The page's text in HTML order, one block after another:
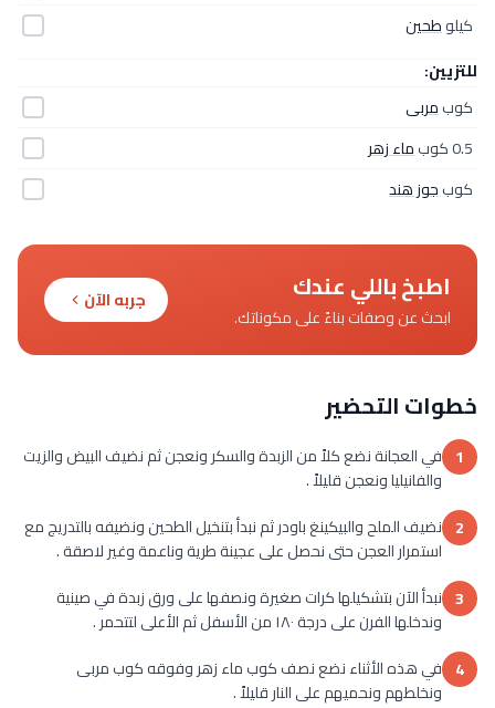
كيلوطحين
للتزيين:
كوبمربى
0.5 كوب
ماء زهر
كوبجوز هند
اطبخ باللي عندك
ابحث عن وصفات بناءً على مكوناتك.
جربه الآن
خطوات التحضير
1 في العجانة نضع كلاً من الزبدة والسكر ونعجن ثم نضيف البيض والزيت
والفانيليا ونعجن قليلاً .
2 نضيف الملح والبيكينغ باودر ثم نبدأ بتنخيل الطحين ونضيفه بالتدريج مع
استمرار العجن حتى نحصل على عجينة طرية وناعمة وغير لاصقة .
3 نبدأ الآن بتشكيلها كرات صغيرة ونصفها على ورق زبدة في صينية
وندخلها الفرن على درجة ١٨٠ من الأسفل ثم الأعلى لتتحمر .
4 في هذه الأثناء نضع نصف كوب ماء زهر وفوقه كوب مربى
ونخلطهم ونحميهم على النار قليلاً .